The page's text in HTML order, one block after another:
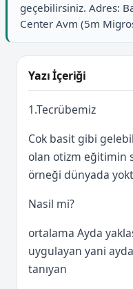
geçebilirsiniz. Adres:
Center Avm (5m
Yazı İçeriği
1.Tecrübemiz
Cok basit gibi
olan otizm eğitimin
örneği dünyada
Nasil mi?
ortalama Ayda
uygulayan yani
tanıyan